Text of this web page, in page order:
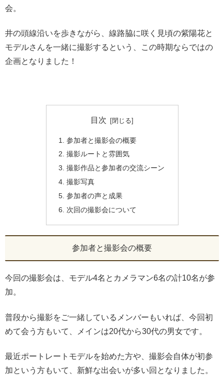
会。
井の頭線沿いを歩きながら、線路脇に咲く見頃の紫陽花と
モデルさんを一緒に撮影するという、この時期ならではの
企画となりました！
目次
参加者と撮影会の概要
撮影ルートと雰囲気
撮影作品と参加者の交流シーン
撮影写真
参加者の声と成果
次回の撮影会について
参加者と撮影会の概要
今回の撮影会は、モデル4名とカメラマン6名の計10名が参
加。
普段から撮影をご一緒しているメンバーもいれば、今回初
めて会う方もいて、メインは20代から30代の男女です。
最近ポートレートモデルを始めた方や、撮影会自体が初参
加という方もいて、新鮮な出会いが多い回となりました。